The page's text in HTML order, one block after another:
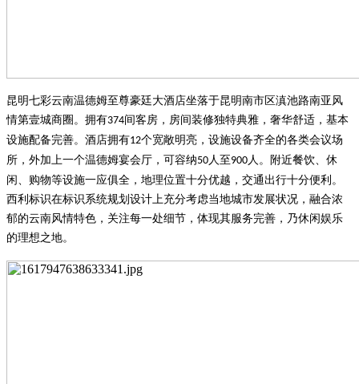
昆明七彩云南温德姆至尊豪廷大酒店坐落于昆明南市区滇池路南亚风
情第壹城商圈。拥有374间客房，房间装修独特典雅，奢华舒适，基本
设施配备完善。酒店拥有12个宽敞明亮，设施设备齐全的各类会议场
所，外加上一个温德姆宴会厅，可容纳50 人至 900 人。附近餐饮、休
闲、购物等设施一应俱全，地理位置十分优越，交通出行十分便利。
西利标识在标识系统规划设计上充分考虑当地城市发展状况，融合浓
郁的云南风情特色，关注每一处细节，体现其服务完善，乃休闲娱乐
的理想之地。